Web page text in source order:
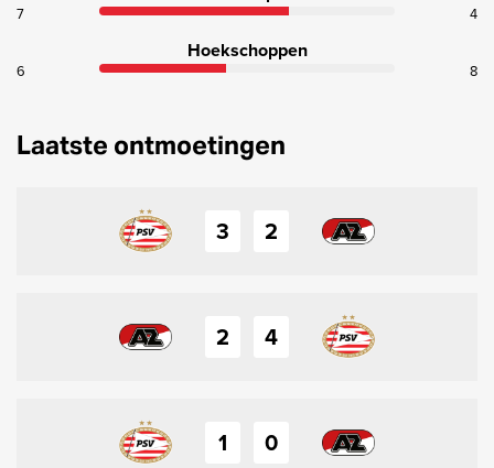
7 4
Hoekschoppen
6 8
Laatste ontmoetingen
3 2
2 4
1 0